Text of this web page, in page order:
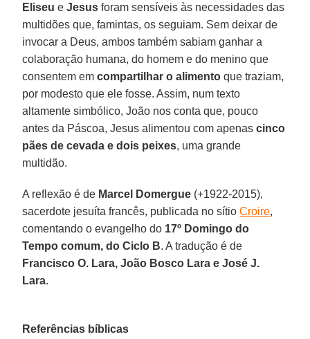
Eliseue Jesus foram sensíveis às necessidades das
multidões que, famintas, os seguiam. Sem deixar de
invocar a Deus, ambos também sabiam ganhar a
colaboração humana, do homem e do menino que
consentem emcompartilhar o alimento que traziam,
por modesto que ele fosse. Assim, num texto
altamente simbólico, João nos conta que, pouco
antes da Páscoa, Jesus alimentou com apenas cinco
pães de cevada e dois peixes, uma grande
multidão.
A reflexão é de Marcel Domergue (+1922-2015),
sacerdote jesuíta francês, publicada no sítioCroire,
comentando o evangelho do 17º Domingo do
Tempo comum, do Ciclo B. A tradução é de
Francisco O. Lara, João Bosco Lara e José J.
Lara.
Referências bíblicas